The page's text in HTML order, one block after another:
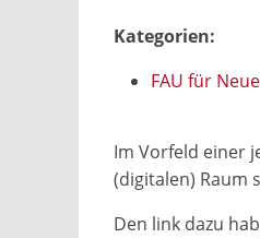
Kategorien:
FAU für
Im Vorfeld einer
(digitalen) Raum
Den link dazu